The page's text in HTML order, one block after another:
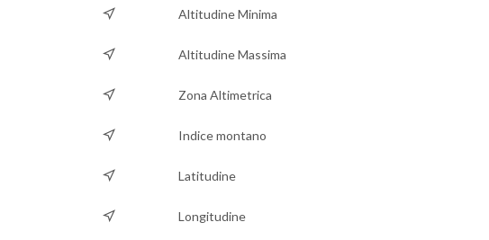
Altitudine Minima
Altitudine Massima
Zona Altimetrica
Indice montano
Latitudine
Longitudine